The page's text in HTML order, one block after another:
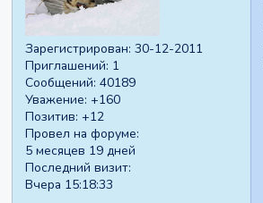
Зарегистрирован: 30-12-2011
Приглашений: 1
Сообщений: 40189
Уважение: +160
Позитив: +12
Провел на форуме:
5 месяцев 19 дней
Последний визит:
Вчера 15:18:33